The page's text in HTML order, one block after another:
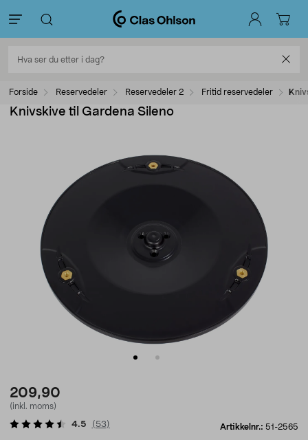
Forside Reservedeler Reservedeler 2 Fritid reservedeler
Knivskive til Gardena Sileno
209,90
(inkl. moms)
Artikkelnr.: 51-2565
4.5 ( 53)